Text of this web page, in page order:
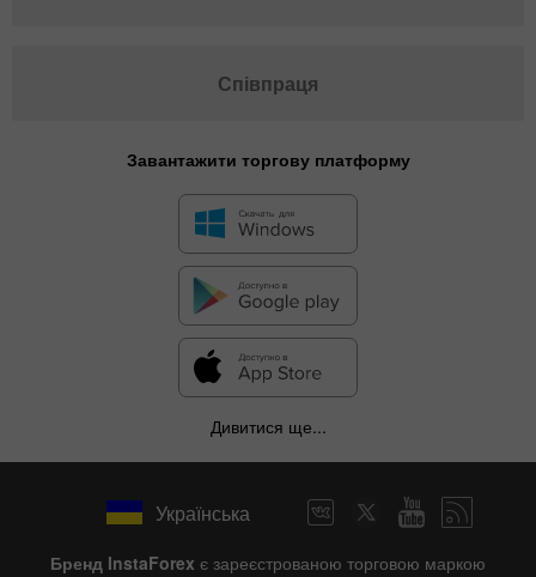
Співпраця
Завантажити торгову платформу
Дивитися ще...
Українська
Бренд InstaForex є зареєстрованою торговою маркою